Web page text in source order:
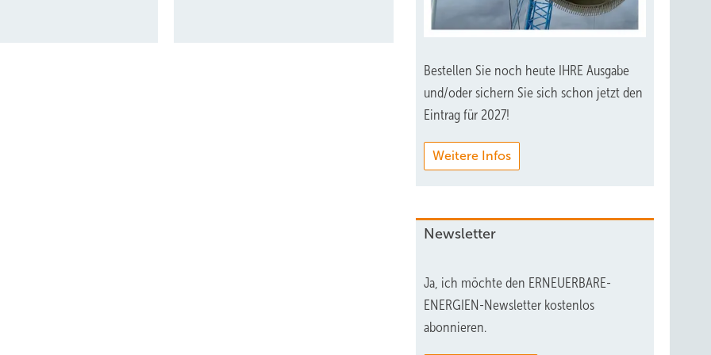
Bestellen Sie noch heute IHRE Ausgabe
und/oder sichern Sie sich schon jetzt den
Eintrag für 2027!
Weitere Infos
Newsletter
Ja, ich möchte den ERNEUERBARE-
ENERGIEN-Newsletter kostenlos
abonnieren.